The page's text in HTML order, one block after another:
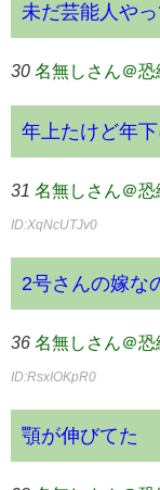
未だ芸能人や
30 名無しさん＠恐
年上たけど年
31 名無しさん＠恐
ID:XqNcUTJv0
2号さんの嫁な
36 名無しさん＠恐
ID:RsxIOKpR0
顎が伸びてた